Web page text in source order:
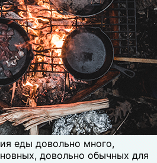
еды довольно много,
довольно обычных для